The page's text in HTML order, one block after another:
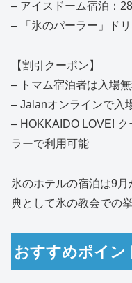
– アイスドーム宿泊：
– 「氷のパーラー」ド
【割引クーポン】
– トマム宿泊者は入場
– Jalanオンラインで入
– HOKKAIDO LOVE!
ラーで利用可能
氷のホテルの宿泊は9
典として氷の教会での
おすすめポイン